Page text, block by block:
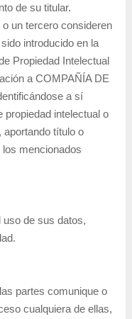
de su titular.
un tercero consideren
introducido en la
Propiedad Intelectual
a COMPAÑÍA DE
a sí
propiedad intelectual o
aportando título o
mencionados
uso de sus datos,
partes comunique o
cualquiera de ellas,